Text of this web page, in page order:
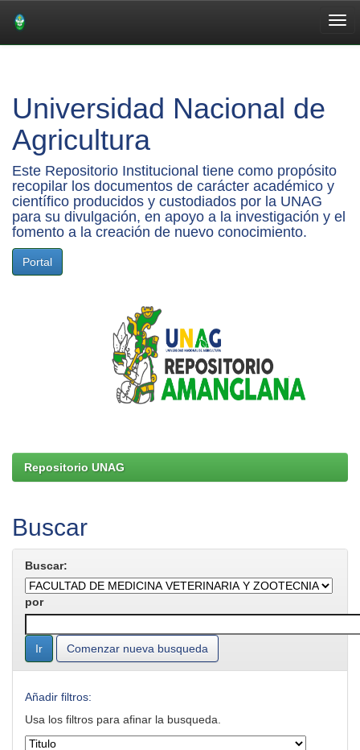
Universidad Nacional de
Agricultura
Este Repositorio Institucional tiene como propósito
recopilar los documentos de carácter académico y
científico producidos y custodiados por la UNAG
para su divulgación, en apoyo a la investigación y el
fomento a la creación de nuevo conocimiento.
Portal
Repositorio UNAG
Buscar
Buscar:
por
Comenzar nueva busqueda
Añadir filtros:
Usa los filtros para afinar la busqueda.